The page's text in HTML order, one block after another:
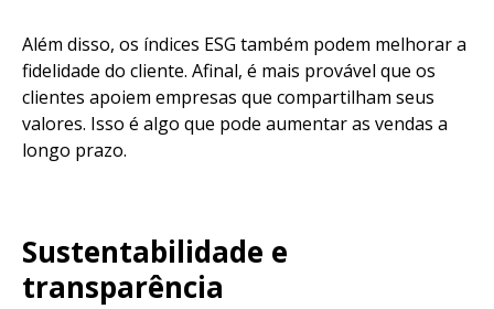
Além disso, os índices ESG também podem melhorar a
fidelidade do cliente. Afinal, é mais provável que os
clientes apoiem empresas que compartilham seus
valores. Isso é algo que pode aumentar as vendas a
longo prazo.
Sustentabilidade e
transparência